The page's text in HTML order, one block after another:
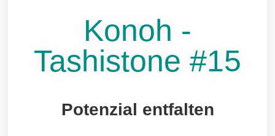
Konoh -
Tashistone #15
Potenzial entfalten